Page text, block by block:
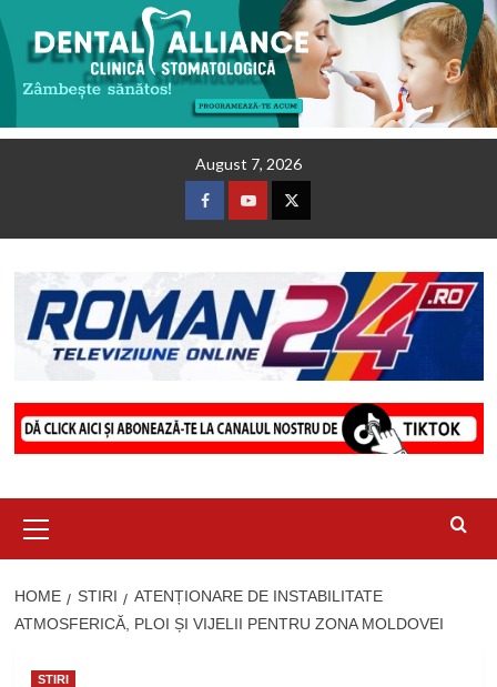
August 7, 2026
FacebookYoutubeTwitter
Menu
HOME STIRI
ATENȚIONARE DE INSTABILITATE
ATMOSFERICĂ, PLOI ȘI VIJELII PENTRU ZONA MOLDOVEI
STIRI